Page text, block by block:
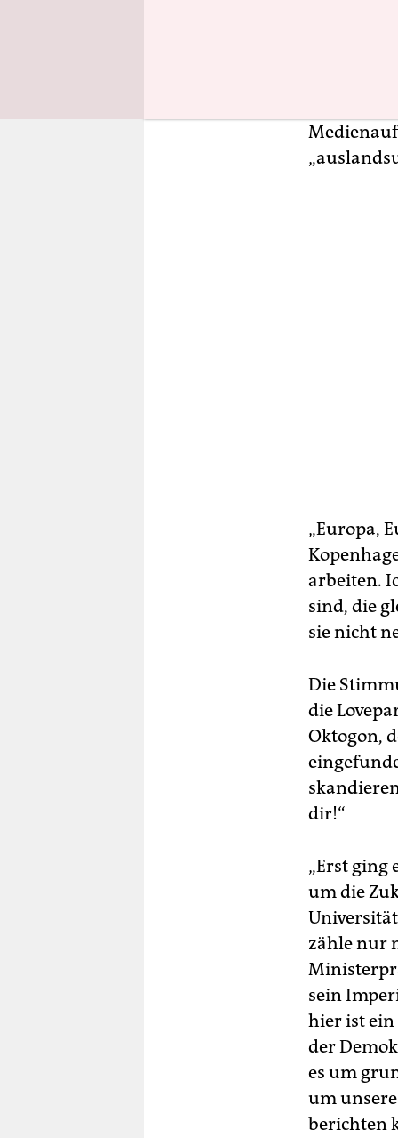
müssen
„Europa,
arbeiten.
sind, die
sie nicht
Die
die
Oktogon,
dir!“
„Erst ging
um die
zähle nur
sein
hier ist ein
der
es um
um
berichten